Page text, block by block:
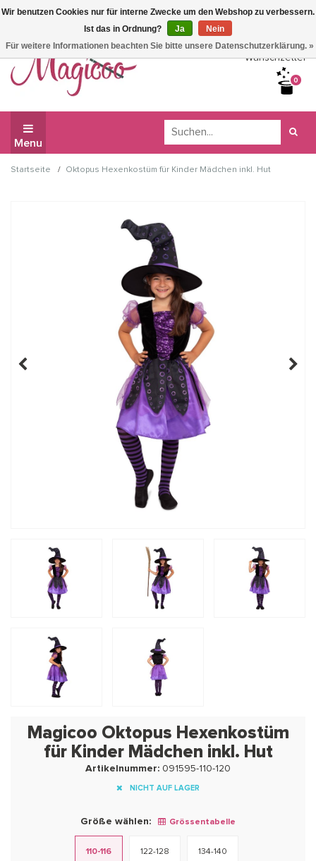
Wir haben Betriebsferien, daher können Sie derzeit nicht
bestellen.
Wunschzettel
0
Menu
Startseite / Oktopus Hexenkostüm für Kinder Mädchen inkl. Hut
Magicoo Oktopus Hexenkostüm
für Kinder Mädchen inkl. Hut
Artikelnummer: 091595-110-120
NICHT AUF LAGER
Größe wählen: Grössentabelle
110-116 122-128 134-140
Wir benutzen Cookies nur für interne Zwecke um den Webshop zu verbessern.
Ist das in Ordnung?
Ja
Nein
Für weitere Informationen beachten Sie bitte unsere Datenschutzerklärung. »